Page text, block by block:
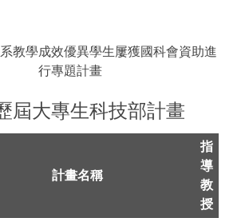
教學成效優異學生屢獲國科會資助進
行專題計畫
屆大專生科技部計畫
計畫名稱
指
導
教
授